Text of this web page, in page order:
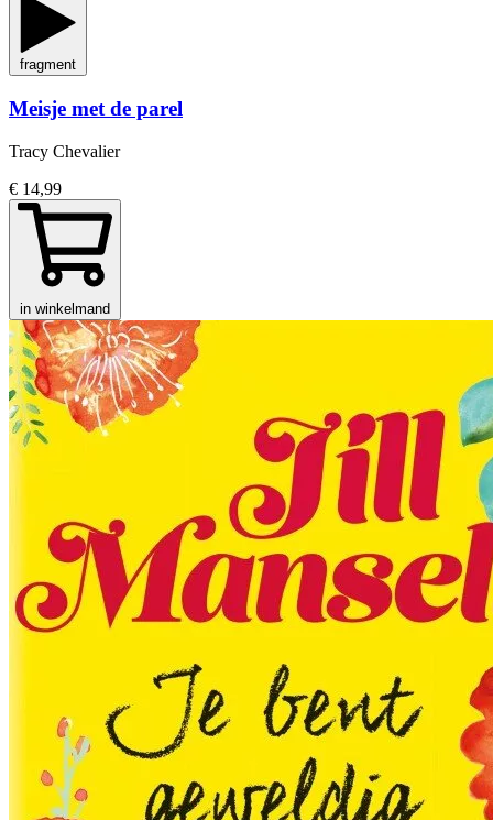
fragment
Meisje met de parel
Tracy Chevalier
€ 14,99
in winkelmand